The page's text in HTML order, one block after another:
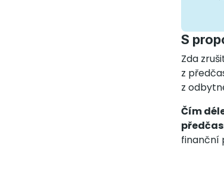
S
Zda
z
z
Čím
finanční